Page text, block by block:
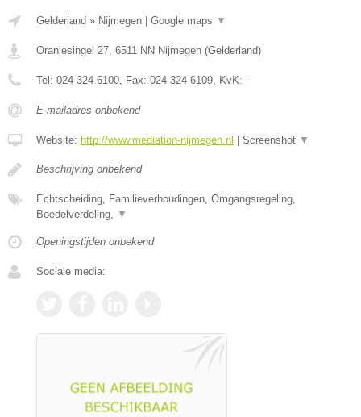
Gelderland » Nijmegen Google maps ▼
Oranjesingel 27 6511 NN Nijmegen (Gelderland)
Tel: 024-324 6100 , Fax: 024-324 6109 , KvK: -
E-mailadres onbekend
Website: http://www.mediation-nijmegen.nl Screenshot ▼
Beschrijving onbekend
Echtscheiding, Familieverhoudingen, Omgangsregeling,
Boedelverdeling,
▼
Openingstijden onbekend
Sociale media: